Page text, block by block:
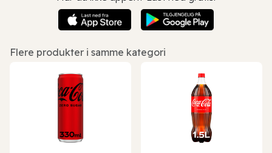
Flere produkter i samme kategori